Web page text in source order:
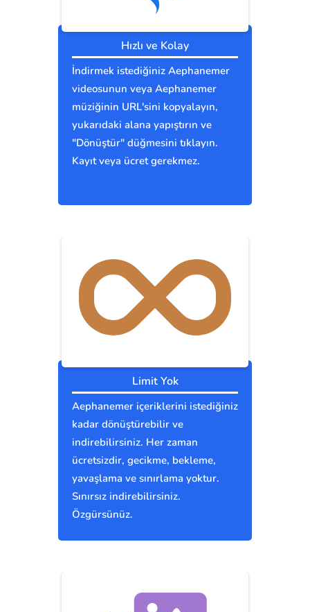
Hızlı ve Kolay
İndirmek istediğiniz Aephanemer
videosunun veya Aephanemer
müziğinin URL'sini kopyalayın,
yukarıdaki alana yapıştırın ve
"Dönüştür" düğmesini tıklayın.
Kayıt veya ücret gerekmez.
Limit Yok
Aephanemer içeriklerini istediğiniz
kadar dönüştürebilir ve
indirebilirsiniz. Her zaman
ücretsizdir, gecikme, bekleme,
yavaşlama ve sınırlama yoktur.
Sınırsız indirebilirsiniz.
Özgürsünüz.